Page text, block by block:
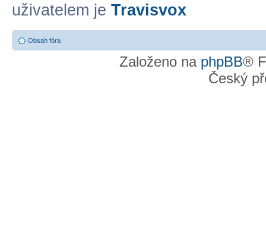
uživatelem je Travisvox
Obsah fóra
Založeno na phpBB®
Český